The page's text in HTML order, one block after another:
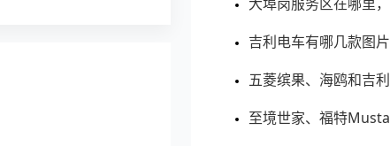
吉利电车有哪几款图片